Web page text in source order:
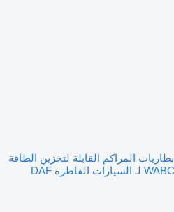
بطاريات المراكم القابلة لتخزين الطاقة
WABCO XF106 (01.14-) 4235040240 لـ السيارات القاطرة DAF